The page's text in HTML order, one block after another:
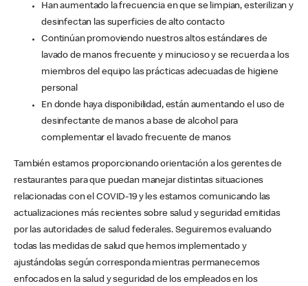
Han aumentado la frecuencia en que se limpian, esterilizan y
desinfectan las superficies de alto contacto
Continúan promoviendo nuestros altos estándares de
lavado de manos frecuente y minucioso y se recuerda a los
miembros del equipo las prácticas adecuadas de higiene
personal
En donde haya disponibilidad, están aumentando el uso de
desinfectante de manos a base de alcohol para
complementar el lavado frecuente de manos
También estamos proporcionando orientación a los gerentes de
restaurantes para que puedan manejar distintas situaciones
relacionadas con el COVID-19 y les estamos comunicando las
actualizaciones más recientes sobre salud y seguridad emitidas
por las autoridades de salud federales. Seguiremos evaluando
todas las medidas de salud que hemos implementado y
ajustándolas según corresponda mientras permanecemos
enfocados en la salud y seguridad de los empleados en los